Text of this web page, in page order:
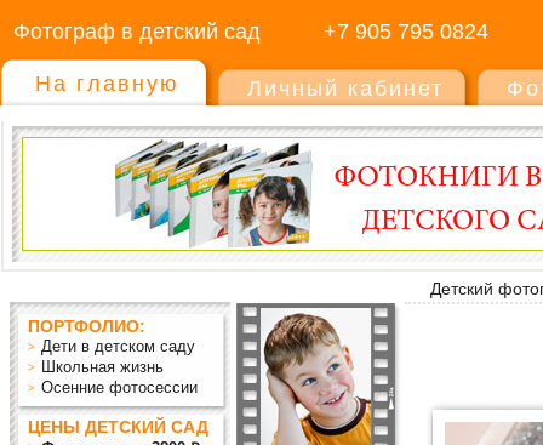
Фотограф в детский сад +7 905 795 0824
На главную Личный кабинет
Детский
ПОРТФОЛИО:
Дети в детском саду
Школьная жизнь
Осенние фотосессии
ЦЕНЫ ДЕТСКИЙ САД